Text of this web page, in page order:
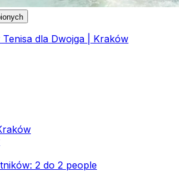
dla Dwojga | Kraków
2 do 2 people